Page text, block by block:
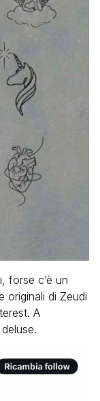
forse c’è un
originali di Zeudi
A